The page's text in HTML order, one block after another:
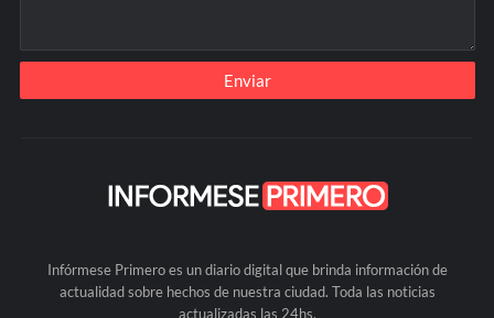
Infórmese Primero es un diario digital que brinda información de
actualidad sobre hechos de nuestra ciudad. Toda las noticias
actualizadas las 24hs.